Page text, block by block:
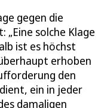
gegen die
solche Klage
ist es höchst
erhoben
den
ein in jeder
damaligen